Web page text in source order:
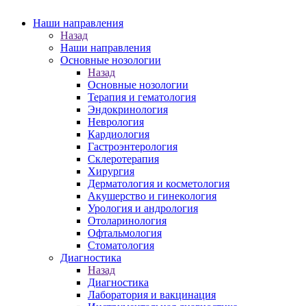
Наши направления
Назад
Наши направления
Основные нозологии
Назад
Основные нозологии
Терапия и гематология
Эндокринология
Неврология
Кардиология
Гастроэнтерология
Склеротерапия
Хирургия
Дерматология и косметология
Акушерство и гинекология
Урология и андрология
Отоларинология
Офтальмология
Стоматология
Диагностика
Назад
Диагностика
Лаборатория и вакцинация